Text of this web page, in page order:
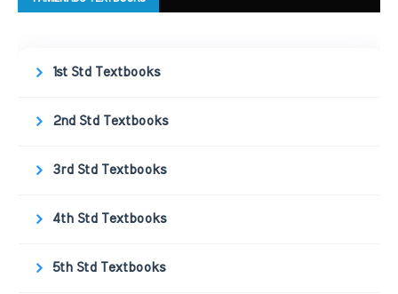
1st Std Textbooks
2nd Std Textbooks
3rd Std Textbooks
4th Std Textbooks
5th Std Textbooks